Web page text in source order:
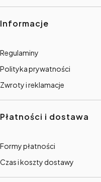
Linki w stopce
Informacje
Regulaminy
Polityka prywatności
Zwroty i reklamacje
Płatności i dostawa
Formy płatności
Czas i koszty dostawy